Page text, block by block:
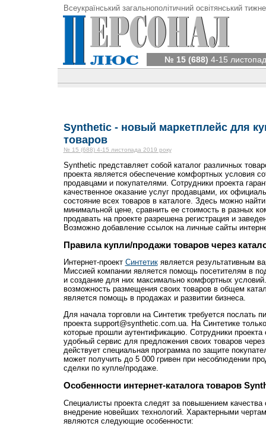
Всеукраїнський загальнополітичний освітянський
№ 15 (688) 4-15
Synthetic - новый маркетплейс для
товаров
№ 15 (688) 4-15 листопада 2019 року
Synthetic представляет собой каталог различных
проекта является обеспечение комфортных условия
продавцами и покупателями. Сотрудники проекта
качественное оказание услуг продавцами, их
состояние всех товаров в каталоге. Здесь можно
минимальной цене, сравнить ее стоимость в разных
продавать на проекте разрешена регистрация и
Возможно добавление ссылок на личные сайты
Правила купли/продажи товаров через
Интернет-проект Синтетикявляется результативным
Миссией компании является помощь посетителям в
и создание для них максимально комфортных
возможность размещения своих товаров в общем
является помощь в продажах и развитии бизнеса.
Для начала торговли на Синтетик требуется послать
проекта support@synthetic.com.ua. На Синтетике
которые прошли аутентификацию. Сотрудники
удобный сервис для предложения своих товаров
действует специальная программа по защите
может получить до 5 000 гривен при несоблюдении
сделки по купле/продаже.
Особенности интернет-каталога товаров
Специалисты проекта следят за повышением качества
внедрение новейших технологий. Характерными
являются следующие особенности: